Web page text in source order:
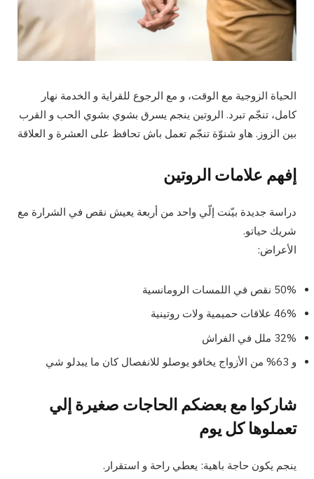
الحياة الزوجية مع الوقت، و مع الرجوع للقراية و الخدمة نهار
كامل، تنجّم تبرد. الروتين ينجم يسرق بشوي بشوي الحب و القرب
بين الزوز. هاو شنوّة تنجّم تعمل باش تحافظ على العشرة و العلاقة
إفهم علامات الروتين
دراسة جديدة بيّنت إلّي واحد من أربعة يعيش نقص في الشرارة مع
شريك حياتو.
الأعراض:
50% نقص في اللمسات الرومانسية
46% علاقات حميمية ولات روتينية
32% ملل في الفراش
و 63% من الأزواج يخافو يوصلو للانفصال كان ما يبدلو شي
شاركوا مع بعضكم الحاجات صغيرة إلي
تعملوها كل يوم
ينجم يكون حاجة باهية: يعطي راحة و استقرار.